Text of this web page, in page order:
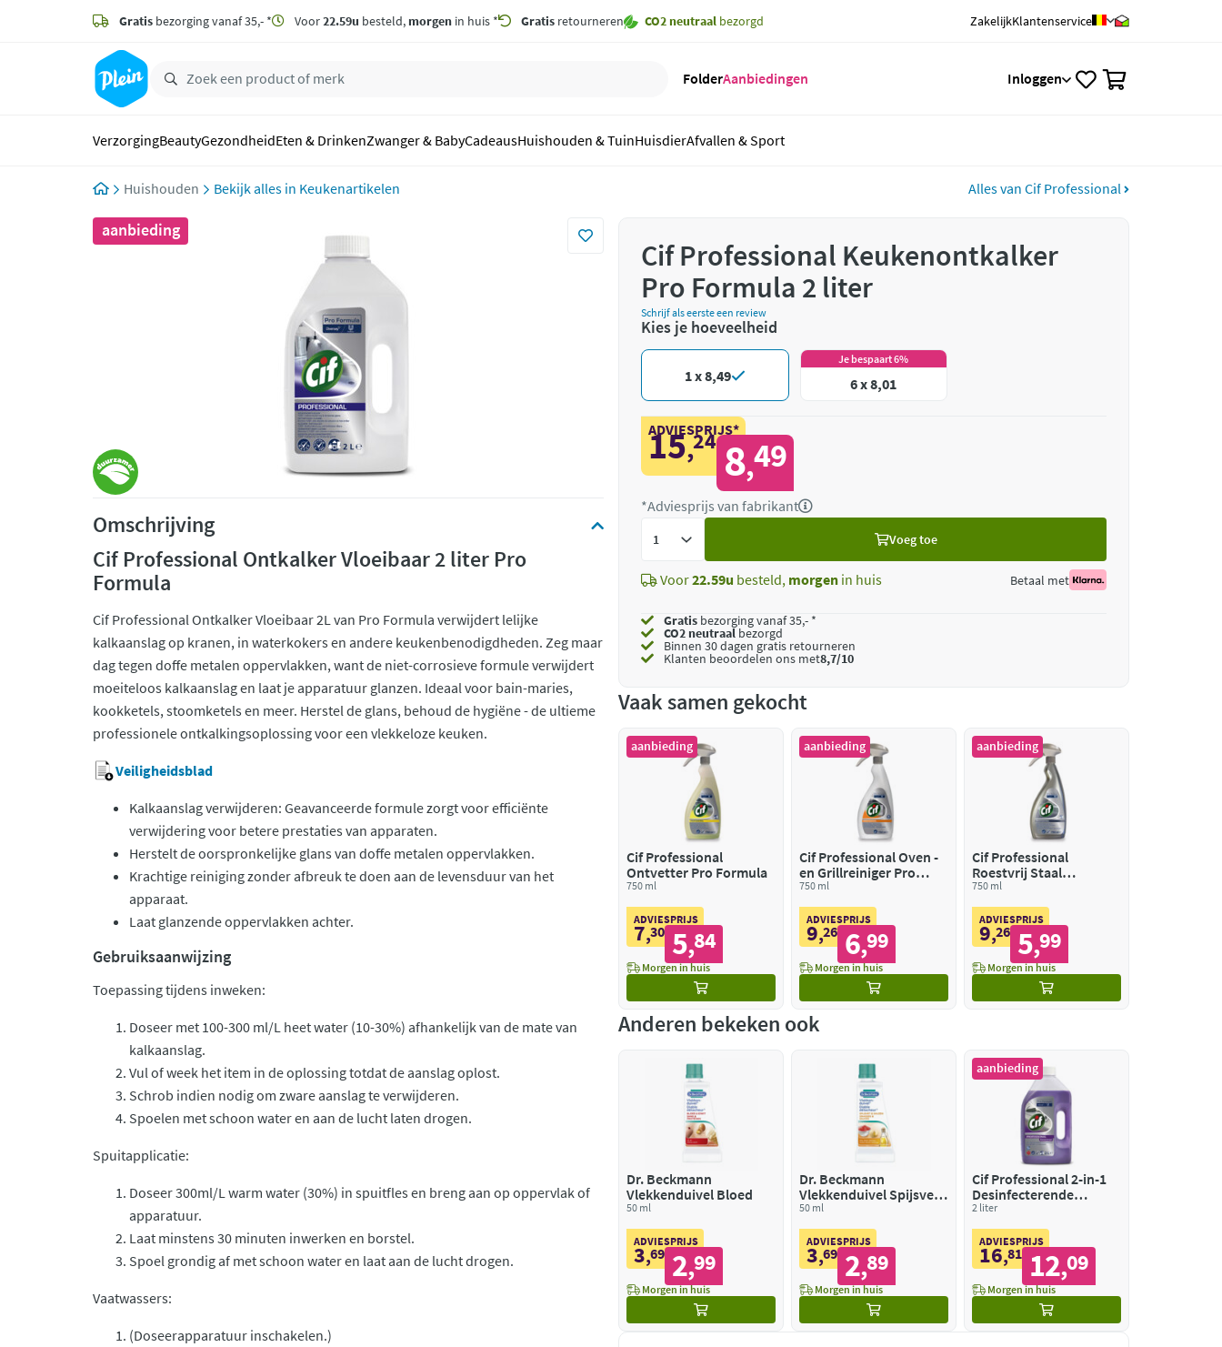
zoeken
hoofdinhoud
Gratis bezorging vanaf 35,- * Voor22.59u besteld, morgen in huis * Gratis retourneren CO2 neutraal bezorgd ZakelijkKlantenservice
FolderAanbiedingen Inloggen
VerzorgingBeautyGezondheidEten & DrinkenZwanger & BabyCadeausHuishouden & TuinHuisdierAfvallen & Sport
Huishouden Keukenartikelen Alles van Cif Professional
aanbieding
Omschrijving
Cif Professional Ontkalker Vloeibaar 2 liter Pro
Formula
Cif Professional Ontkalker Vloeibaar 2L van Pro Formula verwijdert lelijke
kalkaanslag op kranen, in waterkokers en andere keukenbenodigdheden. Zeg maar
dag tegen doffe metalen oppervlakken, want de niet-corrosieve formule verwijdert
moeiteloos kalkaanslag en laat je apparatuur glanzen. Ideaal voor bain-maries,
kookketels, stoomketels en meer. Herstel de glans, behoud de hygiëne - de ultieme
professionele ontkalkingsoplossing voor een vlekkeloze keuken.
Veiligheidsblad
Kalkaanslag verwijderen: Geavanceerde formule zorgt voor efficiënte
verwijdering voor betere prestaties van apparaten.
Herstelt de oorspronkelijke glans van doffe metalen oppervlakken.
Krachtige reiniging zonder afbreuk te doen aan de levensduur van het
apparaat.
Laat glanzende oppervlakken achter.
Gebruiksaanwijzing
Toepassing tijdens inweken:
Doseer met 100-300 ml/L heet water (10-30%) afhankelijk van de mate van
kalkaanslag.
Vul of week het item in de oplossing totdat de aanslag oplost.
Schrob indien nodig om zware aanslag te verwijderen.
Spoelen met schoon water en aan de lucht laten drogen.
Spuitapplicatie:
Doseer 300ml/L warm water (30%) in spuitfles en breng aan op oppervlak of
apparatuur.
Laat minstens 30 minuten inwerken en borstel.
Spoel grondig af met schoon water en laat aan de lucht drogen.
Vaatwassers:
(Doseerapparatuur inschakelen.)
Cif Professional Keukenontkalker
Pro Formula 2 liter
Schrijf als eerste een review
Kies je hoeveelheid
1 x 8,49
Je bespaart 6%
6 x 8,01
ADVIESPRIJS*
15,24 8,49
*Adviesprijs van fabrikant
Voeg toe
Voor22.59u besteld, morgen in huis Betaal met
Gratis bezorging vanaf 35,- *
CO2 neutraalbezorgd
Binnen 30 dagen gratis retourneren
Klanten beoordelen ons met8,7/10
Vaak samen gekocht
aanbieding
Cif Professional
Ontvetter Pro Formula
750 ml
ADVIESPRIJS
7,30 5,84
Morgen in huis
aanbieding
Cif Professional Oven -
en Grillreiniger Pro
Formula
750 ml
ADVIESPRIJS
9,26 6,99
Morgen in huis
aanbieding
Cif Professional
Roestvrij Staal
Onderhoudsmiddel Pro
Formula
750 ml
ADVIESPRIJS
9,26 5,99
Morgen in huis
Anderen bekeken ook
Dr. Beckmann
Vlekkenduivel Bloed
50 ml
ADVIESPRIJS
3,69 2,99
Morgen in huis
Dr. Beckmann
Vlekkenduivel Spijsvet
& Sauzen
50 ml
ADVIESPRIJS
3,69 2,89
Morgen in huis
aanbieding
Cif Professional 2-in-1
Desinfecterende
Keukenreiniger Pro
Formula
2 liter
ADVIESPRIJS
16,81 12,09
Morgen in huis